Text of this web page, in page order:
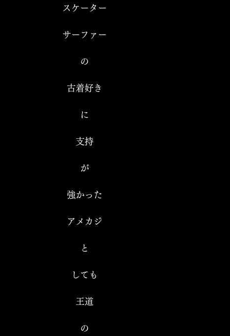
スケーター
サーファー
の
古着好き
に
支持
が
強かった
アメカジ
と
しても
王道
の